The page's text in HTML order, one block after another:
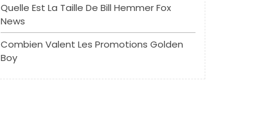
Quelle Est La Taille De Bill Hemmer Fox
News
Combien Valent Les Promotions Golden
Boy